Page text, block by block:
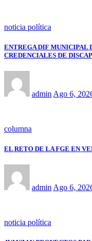
noticia política
ENTREGA DIF MUNICIPAL
CREDENCIALES DE
admin Ago 6,
columna
EL RETO DE LA FGE EN
admin Ago 6,
noticia política